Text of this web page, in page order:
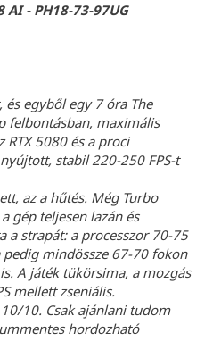
- PH18-73-97UG
és egyből egy 7 óra The
felbontásban, maximális
5080 és a proci
stabil 220-250 FPS-t
az a hűtés. Még Turbo
gép teljesen lazán és
a strapát: a processzor 70-75
mindössze 67-70 fokon
A játék tükörsima, a mozgás
mellett zseniális.
10. Csak ajánlani tudom
hordozható